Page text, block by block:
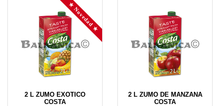
★ Novedad ★
2 L ZUMO EXOTICO
COSTA
2 L ZUMO DE MANZANA
COSTA